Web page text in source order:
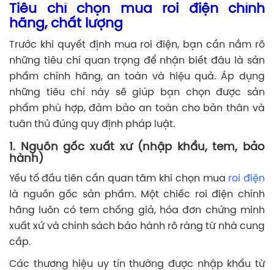
Tiêu chí chọn mua roi điện chính
hãng, chất lượng
Trước khi quyết định mua roi điện, bạn cần nắm rõ
những tiêu chí quan trọng để nhận biết đâu là sản
phẩm chính hãng, an toàn và hiệu quả. Áp dụng
những tiêu chí này sẽ giúp bạn chọn được sản
phẩm phù hợp, đảm bảo an toàn cho bản thân và
tuân thủ đúng quy định pháp luật.
1. Nguồn gốc xuất xứ (nhập khẩu, tem, bảo
hành)
Yếu tố đầu tiên cần quan tâm khi chọn mua roi điện
là nguồn gốc sản phẩm. Một chiếc roi điện chính
hãng luôn có tem chống giả, hóa đơn chứng minh
xuất xứ và chính sách bảo hành rõ ràng từ nhà cung
cấp.
Các thương hiệu uy tín thường được nhập khẩu từ